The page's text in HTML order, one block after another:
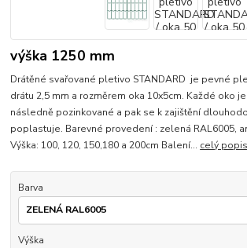
výška 1250 mm
Drátěné svařované pletivo STANDARD je pevné
drátu 2,5 mm a rozměrem oka 10x5cm. Každé oko
následně pozinkované a pak se k zajištění
poplastuje. Barevné provedení : zelená RAL6005,
Výška: 100, 120, 150,180 a 200cm Balení... celý popis
Barva
Výška